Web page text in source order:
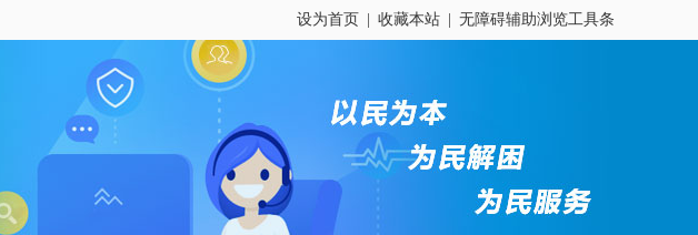
设为首页 收藏本站 无障碍辅助浏览工具条